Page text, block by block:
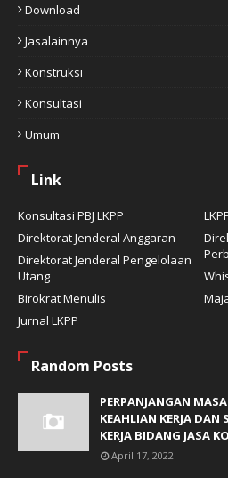
Download
Jasalainnya
Konstruksi
Konsultasi
Umum
Link
Konsultasi PBJ LKPP
Direktorat Jenderal Anggaran
Direktorat Jenderal Pengelolaan
Utang
Birokrat Menulis
Jurnal LKPP
Random Posts
PERPANJANGAN
KEAHLIAN KERJA DAN
KERJA BIDANG JASA
April 17, 2022